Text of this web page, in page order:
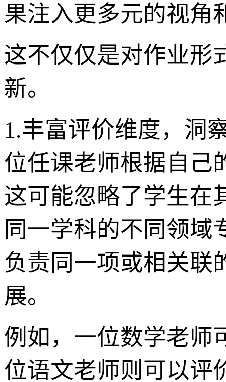
果注入更多元的视角
这不仅仅是对作业形
新。
1.丰富评价维度，洞
位任课老师根据自己
这可能忽略了学生在
同一学科的不同领域
负责同一项或相关联
展。
例如，一位数学老师
位语文老师则可以评